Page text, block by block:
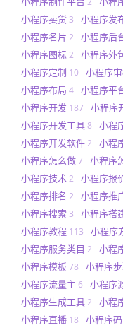
小程序卖货 3 小程序发
小程序名片 2 小程序后
小程序图标2 小程序外
小程序定制 10 小程序
小程序布局 4 小程序平
小程序开发 187 小程序
小程序开发工具8 小程
小程序开发软件2 小程
小程序怎么做7 小程序
小程序技术2 小程序报
小程序排名 2 小程序推
小程序搜索 3 小程序搭
小程序教程 113 小程序
小程序服务类目 2 小程
小程序模板 78 小程序
小程序流量主 6 小程序
小程序生成工具2 小程
小程序直播 18 小程序码